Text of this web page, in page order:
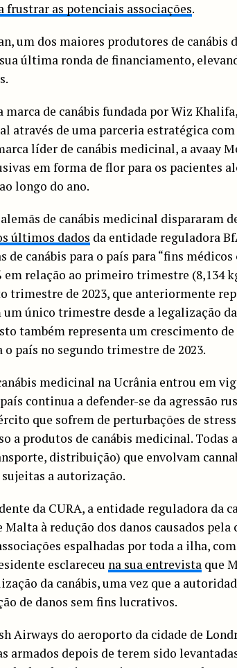
frustrar as potenciais associações.
um dos maiores produtores de canábis
última ronda de financiamento,
marca de canábis fundada por Wiz
através de uma parceria estratégica
líder de canábis medicinal, a avaay
em forma de flor para os pacientes
longo do ano.
de canábis medicinal dispararam
últimos dados da entidade reguladora
de canábis para o país para “fins
em relação ao primeiro trimestre (8,134
trimestre de 2023, que anteriormente
único trimestre desde a legalização
também representa um crescimento de
país no segundo trimestre de 2023.
medicinal na Ucrânia entrou em
continua a defender-se da agressão
que sofrem de perturbações de
a produtos de canábis medicinal. Todas
distribuição) que envolvam
a autorização.
da CURA, a entidade reguladora da
Malta à redução dos danos causados
espalhadas por toda a ilha,
esclareceu na sua entrevista que
da canábis, uma vez que a
de danos sem fins lucrativos.
Airways do aeroporto da cidade de
armados depois de terem sido